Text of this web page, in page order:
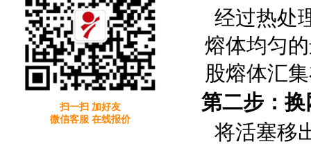
扫一扫 加好友
微信客服 在线报价
经过热处
熔体均匀
股熔体汇
第二步：
将活塞移